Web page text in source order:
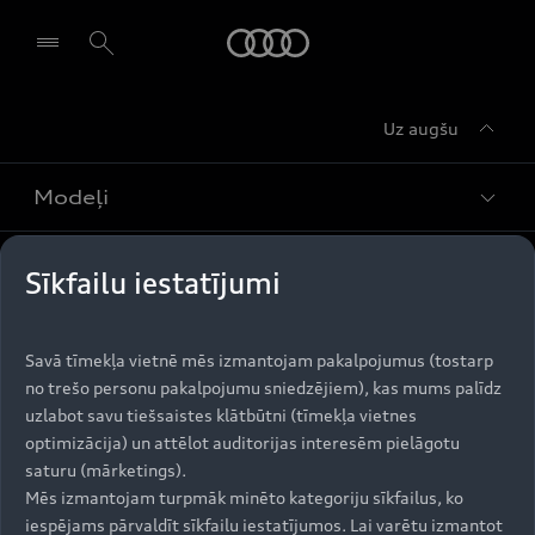
Uz augšu
Modeļi
e-tron
e-tron GT
Aktuālie piedāvājumi
Krājuma automobiļi
Lietoti automobiļi
Audi Līzings
Serviss un apkope
Aktuālie servisa piedāvājumi
Aktualitātes
Jaunumi
AUDI AG
Sīkfailu iestatījumi
Savā tīmekļa vietnē mēs izmantojam pakalpojumus (tostarp
no trešo personu pakalpojumu sniedzējiem), kas mums palīdz
uzlabot savu tiešsaistes klātbūtni (tīmekļa vietnes
optimizācija) un attēlot auditorijas interesēm pielāgotu
saturu (mārketings).
Mēs izmantojam turpmāk minēto kategoriju sīkfailus, ko
iespējams pārvaldīt sīkfailu iestatījumos. Lai varētu izmantot